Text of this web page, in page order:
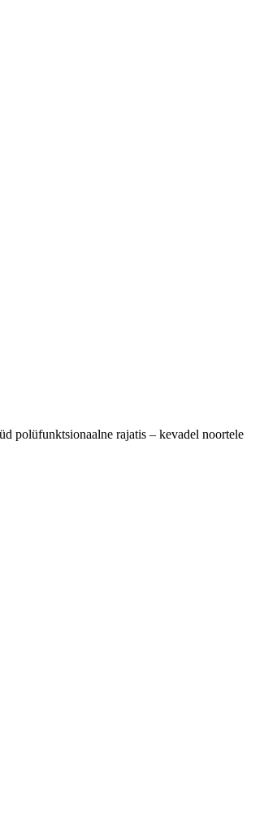
polüfunktsionaalne rajatis – kevadel noortele